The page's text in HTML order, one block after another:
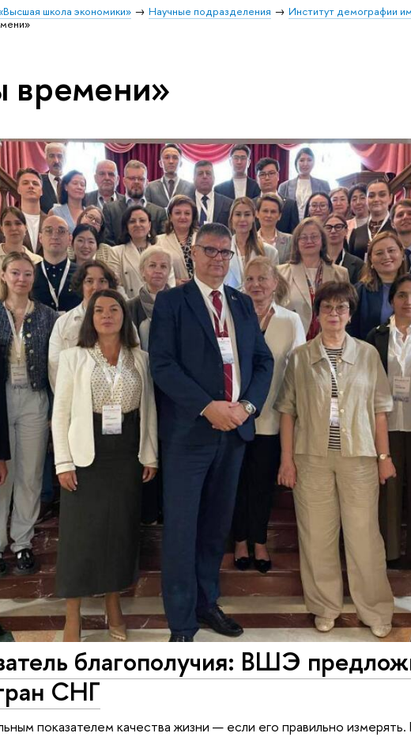
школа экономики» Научные подразделения
Институт демографии
времени»
благополучия: ВШЭ
СНГ
показателем качества жизни — если его правильно